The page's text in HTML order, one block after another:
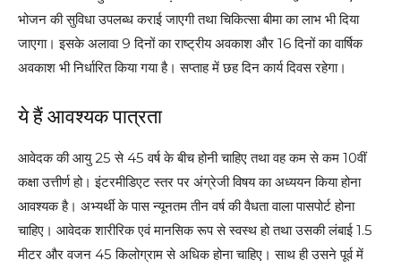
भोजन की सुविधा उपलब्ध कराई जाएगी तथा चिकित्सा बीमा का लाभ भी दिया
जाएगा। इसके अलावा 9 दिनों का राष्ट्रीय अवकाश और 16 दिनों का वार्षिक
अवकाश भी निर्धारित किया गया है। सप्ताह में छह दिन कार्य दिवस रहेगा।
ये हैं आवश्यक पात्रता
आवेदक की आयु 25 से 45 वर्ष के बीच होनी चाहिए तथा वह कम से कम 10वीं
कक्षा उत्तीर्ण हो। इंटरमीडिएट स्तर पर अंग्रेजी विषय का अध्ययन किया होना
आवश्यक है। अभ्यर्थी के पास न्यूनतम तीन वर्ष की वैधता वाला पासपोर्ट होना
चाहिए। आवेदक शारीरिक एवं मानसिक रूप से स्वस्थ हो तथा उसकी लंबाई 1.5
मीटर और वजन 45 किलोग्राम से अधिक होना चाहिए। साथ ही उसने पूर्व में